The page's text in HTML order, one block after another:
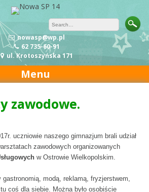
nowasp@wp.pl
62 735-60-91
ul. Krotoszyńska 171
Menu
zawodowe.
uczniowie naszego gimnazjum brali udział
zawodowych organizowanych
w Ostrowie Wielkopolskim.
gastronomią, modą, reklamą, fryzjerstwem,
coś dla siebie. Można było osobiście